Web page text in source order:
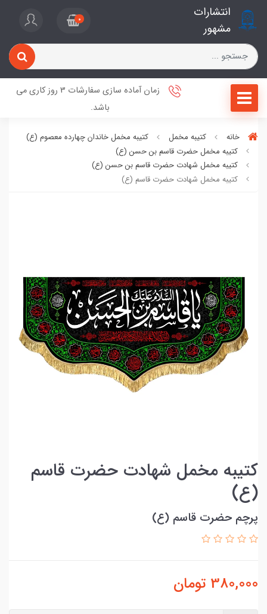
انتشارات
مشهور
0
زمان آماده سازی سفارشات 3 روز کاری می
باشد.
خانه کتیبه مخمل
کتیبه مخمل خاندان چهارده معصوم (ع)
کتیبه مخمل حضرت قاسم بن حسن (ع)
کتیبه مخمل شهادت حضرت قاسم بن حسن (ع)
کتیبه مخمل شهادت حضرت قاسم (ع)
کتیبه مخمل شهادت حضرت قاسم
(ع)
پرچم حضرت قاسم (ع)
380,000 تومان